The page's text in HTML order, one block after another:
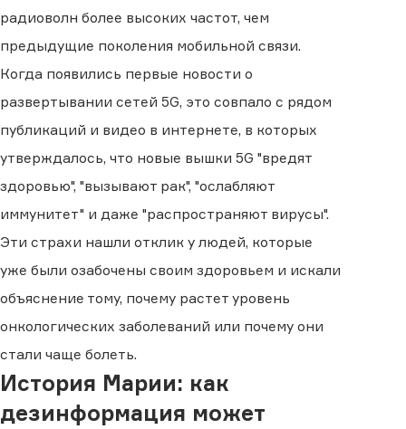
радиоволн более высоких частот, чем
предыдущие поколения мобильной связи.
Когда появились первые новости о
развертывании сетей 5G, это совпало с рядом
публикаций и видео в интернете, в которых
утверждалось, что новые вышки 5G "вредят
здоровью", "вызывают рак", "ослабляют
иммунитет" и даже "распространяют вирусы".
Эти страхи нашли отклик у людей, которые
уже были озабочены своим здоровьем и искали
объяснение тому, почему растет уровень
онкологических заболеваний или почему они
стали чаще болеть.
История Марии: как
дезинформация может